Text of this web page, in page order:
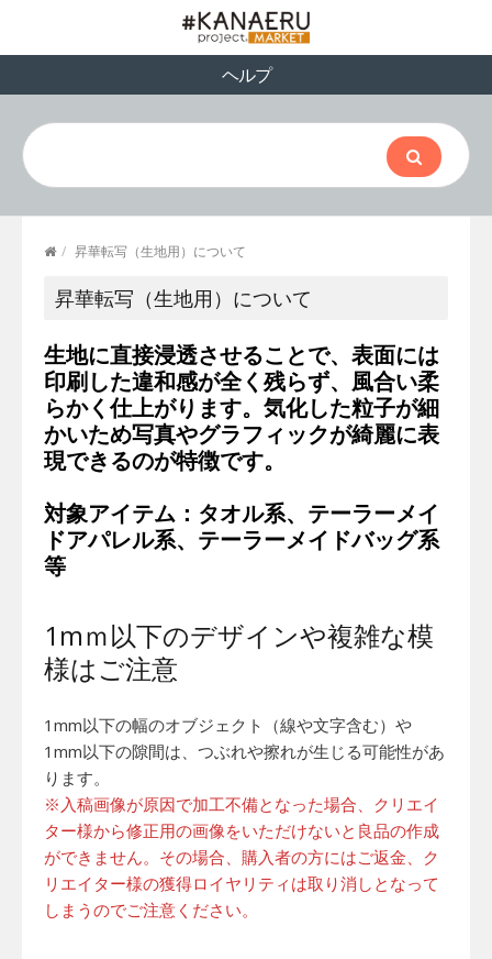
ヘルプ
/ 昇華転写（生地用）について
昇華転写（生地用）について
生地に直接浸透させることで、表面には
印刷した違和感が全く残らず、風合い柔
らかく仕上がります。気化した粒子が細
かいため写真やグラフィックが綺麗に表
現できるのが特徴です。
対象アイテム：タオル系、テーラーメイ
ドアパレル系、テーラーメイドバッグ系
等
1mｍ以下のデザインや複雑な模
様はご注意
1mm以下の幅のオブジェクト（線や文字含む）や
1mm以下の隙間は、つぶれや擦れが生じる可能性があ
ります。
※入稿画像が原因で加工不備となった場合、クリエイ
ター様から修正用の画像をいただけないと良品の作成
ができません。その場合、購入者の方にはご返金、ク
リエイター様の獲得ロイヤリティは取り消しとなって
しまうのでご注意ください。